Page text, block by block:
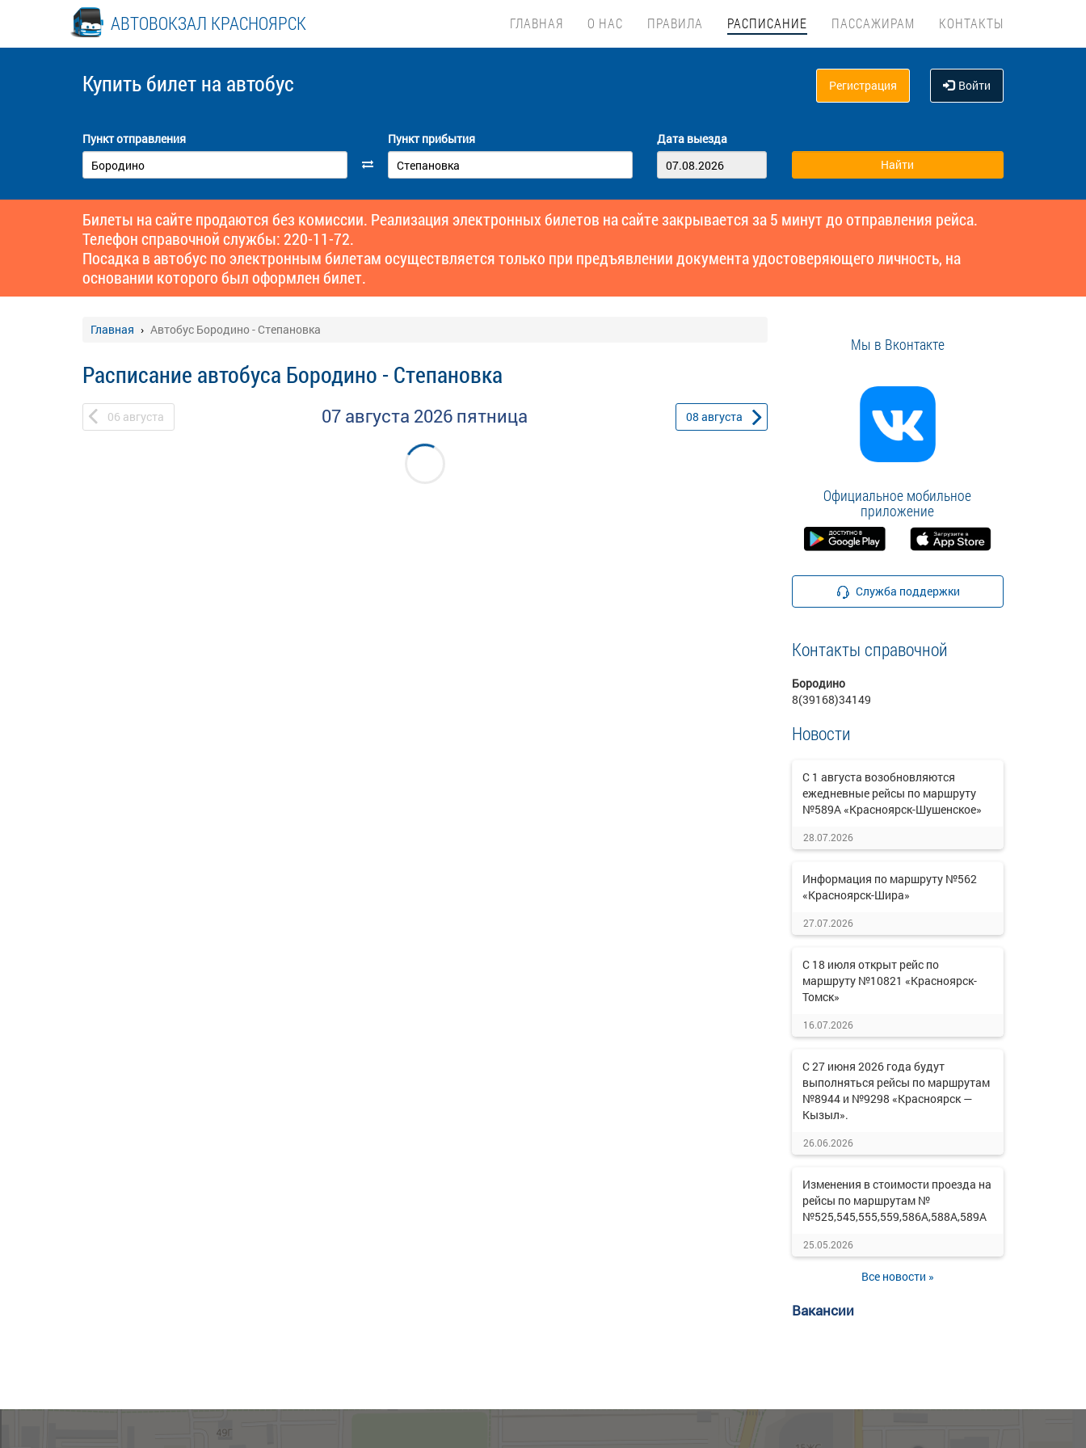
АВТОВОКЗАЛ КРАСНОЯРСК ГЛАВНАЯ О НАС ПРАВИЛА РАСПИСАНИЕ ПАССАЖИРАМ КОНТАКТЫ
Купить билет на автобус Регистрация Войти
Пункт отправления Пункт прибытия Дата выезда
Билеты на сайте продаются без комиссии. Реализация электронных билетов на сайте закрывается за 5 минут до отправления рейса.
Телефон справочной службы: 220-11-72.
Посадка в автобус по электронным билетам осуществляется только при предъявлении документа удостоверяющего личность, на
основании которого был оформлен билет.
Главная Автобус Бородино - Степановка
Расписание автобуса Бородино - Степановка
06 августа 07 августа 2026 пятница 08 августа
Мы в Вконтакте
Официальное мобильное
приложение
Служба поддержки
Контакты справочной
Бородино
8(39168)34149
Новости
С 1 августа возобновляются
ежедневные рейсы по маршруту
№589А «Красноярск-Шушенское»
28.07.2026
Информация по маршруту №562
«Красноярск-Шира»
27.07.2026
С 18 июля открыт рейс по
маршруту №10821 «Красноярск-
Томск»
16.07.2026
С 27 июня 2026 года будут
выполняться рейсы по маршрутам
№8944 и №9298 «Красноярск —
Кызыл».
26.06.2026
Изменения в стоимости проезда на
рейсы по маршрутам №
№525,545,555,559,586А,588А,589А
25.05.2026
Все новости »
Вакансии